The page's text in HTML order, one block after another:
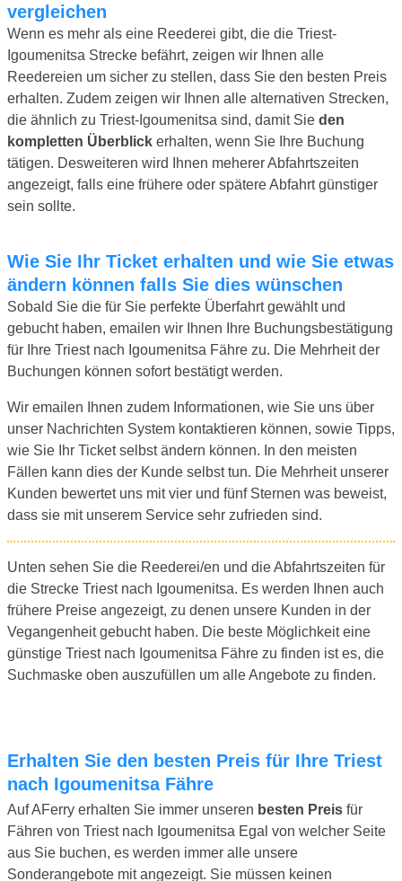
vergleichen
Wenn es mehr als eine Reederei gibt, die die Triest-
Igoumenitsa Strecke befährt, zeigen wir Ihnen alle
Reedereien um sicher zu stellen, dass Sie den besten Preis
erhalten. Zudem zeigen wir Ihnen alle alternativen Strecken,
die ähnlich zu Triest-Igoumenitsa sind, damit Sie den
kompletten Überblick erhalten, wenn Sie Ihre Buchung
tätigen. Desweiteren wird Ihnen meherer Abfahrtszeiten
angezeigt, falls eine frühere oder spätere Abfahrt günstiger
sein sollte.
Wie Sie Ihr Ticket erhalten und wie Sie etwas
ändern können falls Sie dies wünschen
Sobald Sie die für Sie perfekte Überfahrt gewählt und
gebucht haben, emailen wir Ihnen Ihre Buchungsbestätigung
für Ihre Triest nach Igoumenitsa Fähre zu. Die Mehrheit der
Buchungen können sofort bestätigt werden.
Wir emailen Ihnen zudem Informationen, wie Sie uns über
unser Nachrichten System kontaktieren können, sowie Tipps,
wie Sie Ihr Ticket selbst ändern können. In den meisten
Fällen kann dies der Kunde selbst tun. Die Mehrheit unserer
Kunden bewertet uns mit vier und fünf Sternen was beweist,
dass sie mit unserem Service sehr zufrieden sind.
Unten sehen Sie die Reederei/en und die Abfahrtszeiten für
die Strecke Triest nach Igoumenitsa. Es werden Ihnen auch
frühere Preise angezeigt, zu denen unsere Kunden in der
Vegangenheit gebucht haben. Die beste Möglichkeit eine
günstige Triest nach Igoumenitsa Fähre zu finden ist es, die
Suchmaske oben auszufüllen um alle Angebote zu finden.
Erhalten Sie den besten Preis für Ihre Triest
nach Igoumenitsa Fähre
Auf AFerry erhalten Sie immer unseren besten Preis für
Fähren von Triest nach Igoumenitsa Egal von welcher Seite
aus Sie buchen, es werden immer alle unsere
Sonderangebote mit angezeigt. Sie müssen keinen